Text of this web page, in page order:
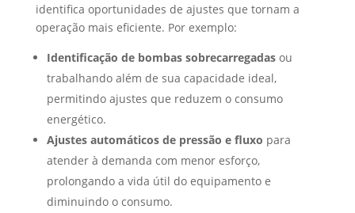
identifica oportunidades de ajustes que tornam a
operação mais eficiente. Por exemplo:
Identificação de bombas sobrecarregadasou
trabalhando além de sua capacidade ideal,
permitindo ajustes que reduzem o consumo
energético.
Ajustes automáticos de pressão e fluxo para
atender à demanda com menor esforço,
prolongando a vida útil do equipamento e
diminuindo o consumo.